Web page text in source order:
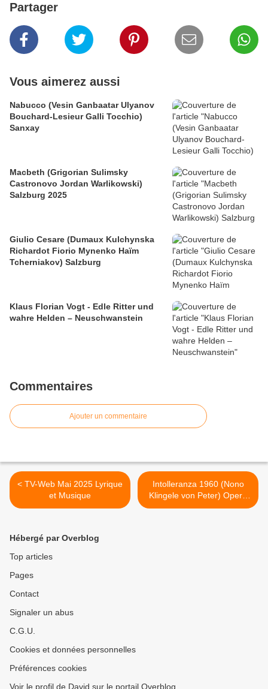
Partager
Vous aimerez aussi
Nabucco (Vesin Ganbaatar Ulyanov
Bouchard-Lesieur Galli Tocchio)
Sanxay
Macbeth (Grigorian Sulimsky
Castronovo Jordan Warlikowski)
Salzburg 2025
Giulio Cesare (Dumaux Kulchynska
Richardot Fiorio Mynenko Haïm
Tcherniakov) Salzburg
Klaus Florian Vogt - Edle Ritter und
wahre Helden – Neuschwanstein
Commentaires
Ajouter un commentaire
< TV-Web Mai 2025 Lyrique
et Musique
Intolleranza 1960 (Nono
Klingele von Peter) Opera
Vlaanderen Gand >
Hébergé par Overblog
Top articles
Pages
Contact
Signaler un abus
C.G.U.
Cookies et données personnelles
Préférences cookies
Voir le profil de David sur le portail Overblog